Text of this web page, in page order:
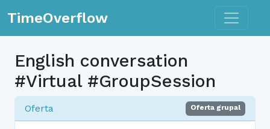
TimeOverflow Toggle
English conversation
#Virtual #GroupSession
Oferta Oferta grupal